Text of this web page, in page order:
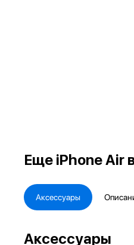
Еще iPhone Air
Аксессуары
Аксессуары